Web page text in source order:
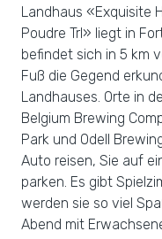
Landhaus «Exquisite
Poudre Trl» liegt in
befindet sich in 5 km
Fuß die Gegend
Landhauses. Orte in
Belgium Brewing
Park und Odell
Auto reisen, Sie auf
parken. Es gibt
werden sie so viel
Abend mit